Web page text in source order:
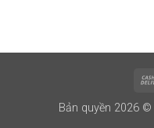
Bản quyền 2026 ©